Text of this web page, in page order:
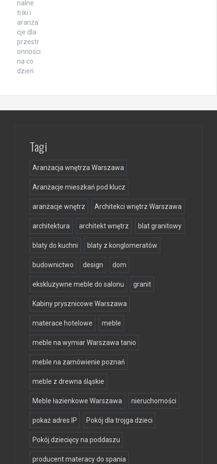
Tagi
Aranżacja wnętrza Warszawa
Aranżacje mieszkań pod klucz
aranżacje wnętrz Architekci wnętrz Warszawa
architektura architekt wnętrz blat granitowy
blaty do kuchni blaty z konglomeratów
budownictwo design dom
ekskluzywne meble do salonu granit
Kabiny prysznicowe Warszawa
materace hotelowe meble
meble na wymiar Warszawa tanio
meble na zamówienie poznań
meble z drewna śląskie
Meble łazienkowe Warszawa nieruchomości
pokaż adres IP Pokój dla trojga dzieci
Pokój dziecięcy na poddaszu
producent materacy do spania